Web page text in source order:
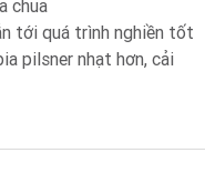
chua
tới quá trình nghiền tốt
pilsner nhạt hơn, cải